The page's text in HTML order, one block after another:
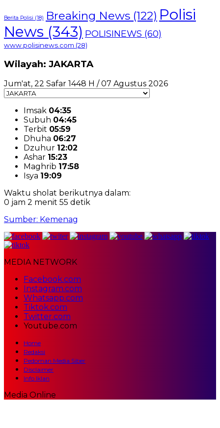
Berita Polisi (18) Breaking News (122) Polisi
News (343) POLISINEWS (60)
www.polisinews.com (28)
Wilayah: JAKARTA
Jum'at, 22 Safar 1448 H / 07 Agustus 2026
Imsak 04:35
Subuh 04:45
Terbit 05:59
Dhuha 06:27
Dzuhur 12:02
Ashar 15:23
Maghrib 17:58
Isya 19:09
Waktu sholat berikutnya dalam:
0 jam 2 menit 54 detik
Sumber: Kemenag
MEDIA NETWORK
Facebook.com
Instagram.com
Whatsapp.com
Tiktok.com
Twitter.com
Youtube.com
Home
Redaksi
Pedoman Media Siber
Disclaimer
Info Iklan
Media Online